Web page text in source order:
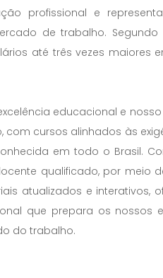
profissional e
de trabalho. Segundo
até três vezes maiores
educacional e
cursos alinhados às
em todo o Brasil.
qualificado, por meio
atualizados e interativos,
que prepara os nossos
do trabalho.